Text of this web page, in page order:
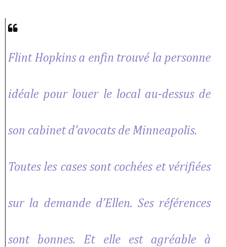
Flint Hopkins a enfin trouvé la personne
idéale pour louer le local au-dessus de
son cabinet d’avocats de Minneapolis.
Toutes les cases sont cochées et vérifiées
sur la demande d’Ellen. Ses références
sont bonnes. Et elle est agréable à